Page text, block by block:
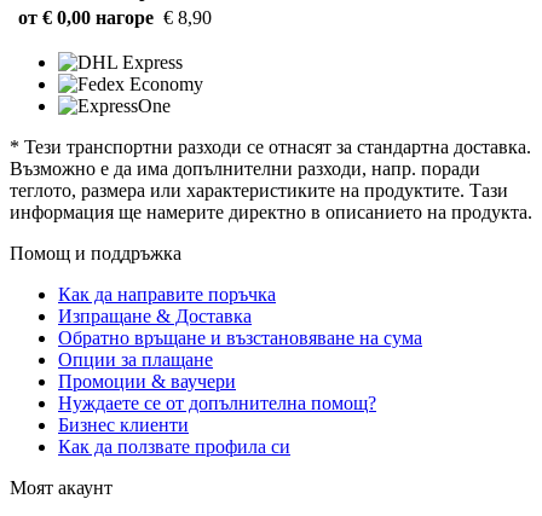
от € 0,00 нагоре € 8,90
* Тези транспортни разходи се отнасят за стандартна доставка.
Възможно е да има допълнителни разходи, напр. поради
теглото, размера или характеристиките на продуктите. Тази
информация ще намерите директно в описанието на продукта.
Помощ и поддръжка
Как да направите поръчка
Изпращане & Доставка
Обратно връщане и възстановяване на сума
Опции за плащане
Промоции & ваучери
Нуждаете се от допълнителна помощ?
Бизнес клиенти
Как да ползвате профила си
Моят акаунт